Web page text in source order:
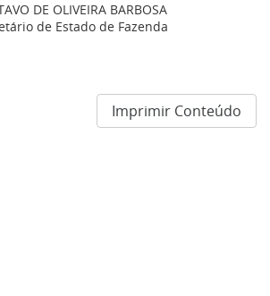
DE OLIVEIRA BARBOSA
de Estado de Fazenda
Imprimir Conteúdo